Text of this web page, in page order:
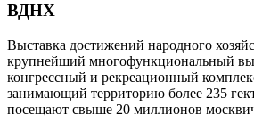
ВДНХ
Выставка достижений народного
крупнейший многофункциональный
конгрессный и рекреационный
занимающий территорию более 235
посещают свыше 20 миллионов